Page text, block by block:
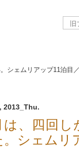
シェムリアップ11泊目
2013_Thu.
は、四回
。シェムリ